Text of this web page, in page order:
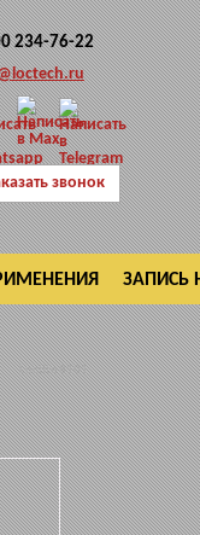
234-76-22
звонок
ЗАПИСЬ
Loctite 8101